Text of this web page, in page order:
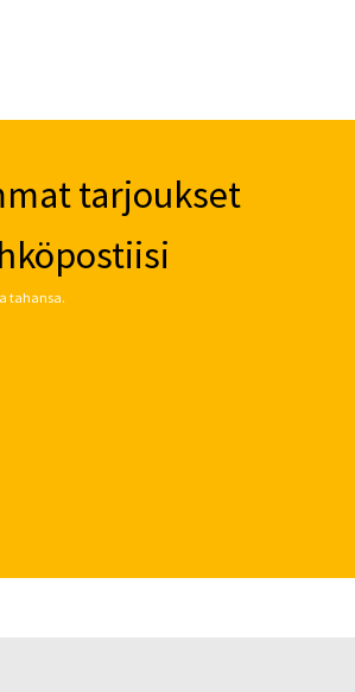
tarjoukset
tahansa.